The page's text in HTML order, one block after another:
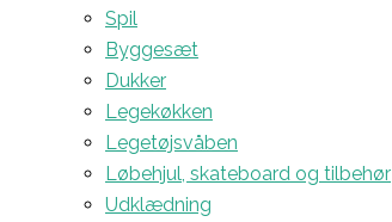
Spil
Byggesæt
Dukker
Legekøkken
Legetøjsvåben
Løbehjul, skateboard og tilbehør
Udklædning